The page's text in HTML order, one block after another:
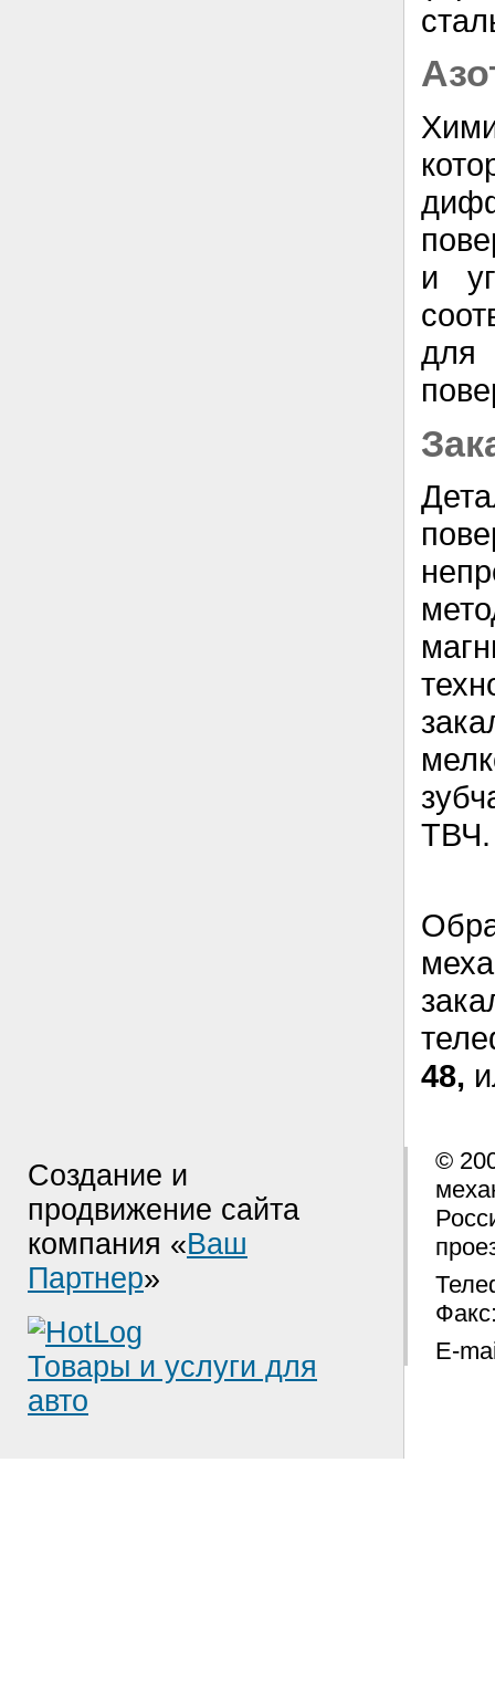
и
ТВЧ.
48,
Создание и
продвижение сайта
компания «Ваш
Партнер»
Товары и услуги для
авто
©
E-